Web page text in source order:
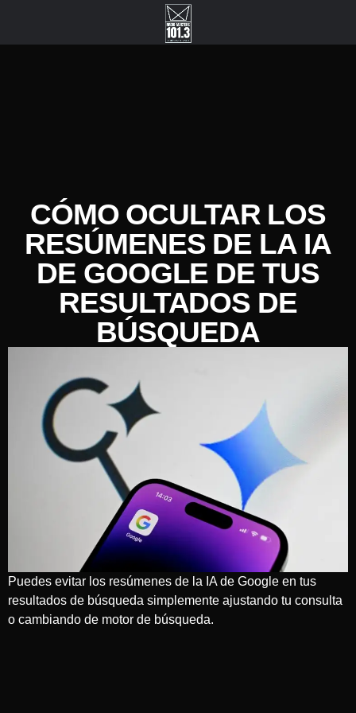
CÓMO OCULTAR LOS
RESÚMENES DE LA IA
DE GOOGLE DE TUS
RESULTADOS DE
BÚSQUEDA
Puedes evitar los resúmenes de la IA de Google en tus
resultados de búsqueda simplemente ajustando tu consulta
o cambiando de motor de búsqueda.